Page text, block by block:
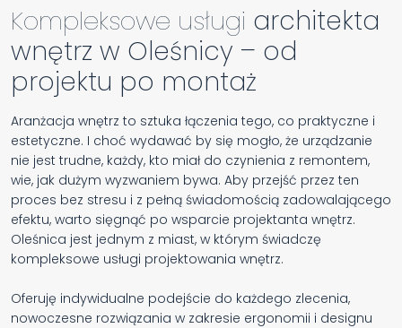
Kompleksowe usługi architekta
wnętrz w Oleśnicy – od
projektu po montaż
Aranżacja wnętrz to sztuka łączenia tego, co praktyczne i
estetyczne. I choć wydawać by się mogło, że urządzanie
nie jest trudne, każdy, kto miał do czynienia z remontem,
wie, jak dużym wyzwaniem bywa. Aby przejść przez ten
proces bez stresu i z pełną świadomością zadowalającego
efektu, warto sięgnąć po wsparcie projektanta wnętrz.
Oleśnica jest jednym z miast, w którym świadczę
kompleksowe usługi projektowania wnętrz.
Oferuję indywidualne podejście do każdego zlecenia,
nowoczesne rozwiązania w zakresie ergonomii i designu